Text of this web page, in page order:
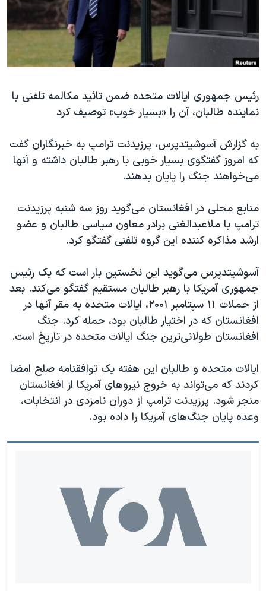
فرهنگ و زندگی
حقوق شهروندی
اسرائیل در جنگ
گالری عکس
آرشیو پخش زنده
مستندها
انتخابات ریاست جمهوری آمریکا ۲۰۲۴
حمله جمهوری اسلامی به اسرائیل
ورزش زنان در ایران
اعتراضات زن، زندگی، آزادی
مجموعه مستندهای دادخواهی
تریبونال مردمی آبان ۹۸
دادگاه حمید نوری
چهل سال گروگان‌گیری
قانون شفافیت دارائی کادر رهبری ایران
اعتراضات مردمی آبان ۹۸
اسرائیل در جنگ
نرگس محمدی برنده جایزه نوبل صلح
همایش محافظه‌کاران آمریکا «سی‌پک»
صفحه‌های ویژه
دنبال کنید
زبانهای مختلف
رئیس جمهوری ایالات متحده ضمن تائید مکالمه تلفنی با
نماینده طالبان، آن را «بسیار خوب» توصیف کرد
به گزارش آسوشیتدپرس، پرزیدنت ترامپ به خبرنگاران گفت
که امروز گفتگوی بسیار خوبی با رهبر طالبان داشته و آنها
می‌خواهند جنگ را پایان بدهند.
منابع محلی در افغانستان می‌گوید روز سه شنبه پرزیدنت
ترامپ با ملاعبدالغنی برادر معاون سیاسی طالبان و عضو
ارشد مذاکره کننده این گروه تلفنی گفتگو کرد.
آسوشیتدپرس می‌گوید این نخستین بار است که یک رئیس
جمهوری آمریکا با رهبر طالبان مستقیم گفتگو می‌کند. بعد
از حملات ۱۱ سپتامبر ۲۰۰۱، ایالات متحده به مقر آنها در
افغانستان که در اختیار طالبان بود، حمله کرد. جنگ
افغانستان طولانی‌ترین جنگ ایالات متحده در تاریخ است.
ایالات متحده و طالبان این هفته یک توافقنامه صلح امضا
کردند که می‌تواند به خروج نیروهای آمریکا از افغانستان
منجر شود. پرزیدنت ترامپ از دوران نامزدی در انتخابات،‌
وعده پایان جنگ‌های آمریکا را داده بود.